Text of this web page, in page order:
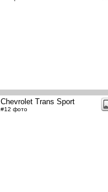
Chevrolet Trans Sport
#12 фото